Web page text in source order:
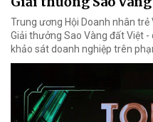
Trung ương Hội Doanh nhân
Giải thưởng Sao Vàng đất Việt
khảo sát doanh nghiệp trên